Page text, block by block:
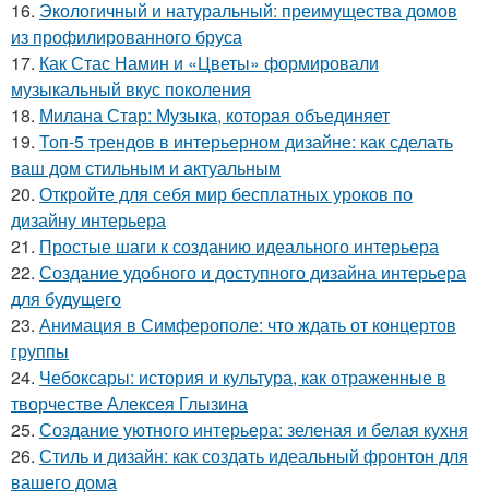
16. Экологичный и натуральный: преимущества домов
из профилированного бруса
17. Как Стас Намин и «Цветы» формировали
музыкальный вкус поколения
18. Милана Стар: Музыка, которая объединяет
19. Топ-5 трендов в интерьерном дизайне: как сделать
ваш дом стильным и актуальным
20. Откройте для себя мир бесплатных уроков по
дизайну интерьера
21. Простые шаги к созданию идеального интерьера
22. Создание удобного и доступного дизайна интерьера
для будущего
23. Анимация в Симферополе: что ждать от концертов
группы
24. Чебоксары: история и культура, как отраженные в
творчестве Алексея Глызина
25. Создание уютного интерьера: зеленая и белая кухня
26. Стиль и дизайн: как создать идеальный фронтон для
вашего дома